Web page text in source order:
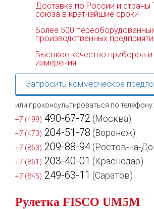
Доставка по России и
союза в кратчайшие сроки
Более 500
производственных
Высокое качество приборов и
измерения
Запросить коммерческое
или проконсультироваться по телефону:
+7 (499) 490-67-72 (Москва)
+7 (473) 204-51-78 (Воронеж)
+7 (863) 209-88-94 (Ростов-на-
+7 (861) 203-40-01 (Краснодар)
+7 (845) 249-63-11 (Саратов)
Рулетка FISCO UM5M